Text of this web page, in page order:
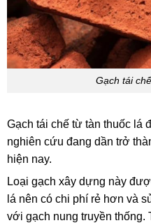
Gạch tái
Gạch tái chế từ tàn thuốc lá
nghiên cứu đang dần trở
hiện nay.
Loại gạch xây dựng này
lá nên có chi phí rẻ hơn và
với gạch nung truyền thống.